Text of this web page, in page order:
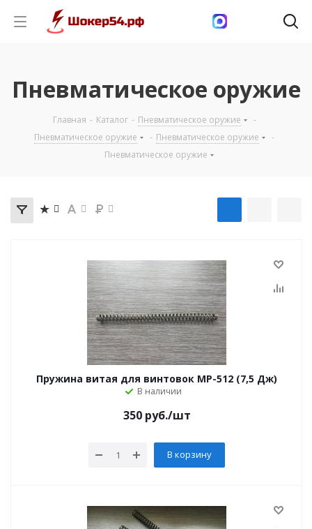
Пневматическое оружие
Главная - Каталог - Пневматическое оружие
-
Пневматическое оружие
- Пневматическое оружие
-
Пневматическое оружие
Пружина витая для винтовок МР-512 (7,5 Дж)
В наличии
350руб./шт
В корзину